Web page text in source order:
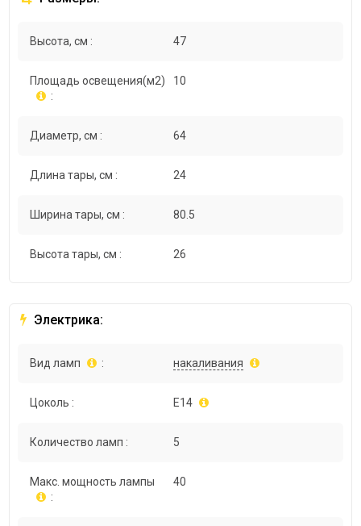
Высота, см : 47
Площадь освещения(м2)
:
10
Диаметр, см : 64
Длина тары, см : 24
Ширина тары, см : 80.5
Высота тары, см : 26
Электрика:
Вид ламп : накаливания
Цоколь : E14
Количество ламп : 5
Макс. мощность лампы
:
40